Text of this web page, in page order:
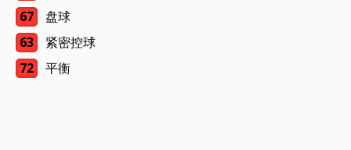
67
盘球
63
紧密控球
72
平衡